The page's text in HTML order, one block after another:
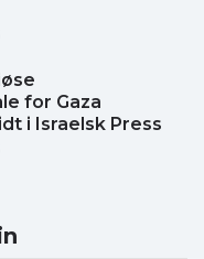
for Gaza
i Israelsk Press